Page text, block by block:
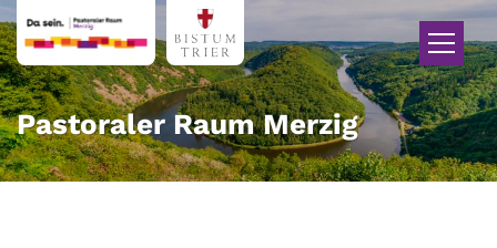
Zum Inhalt springen
Pastoraler Raum Merzig